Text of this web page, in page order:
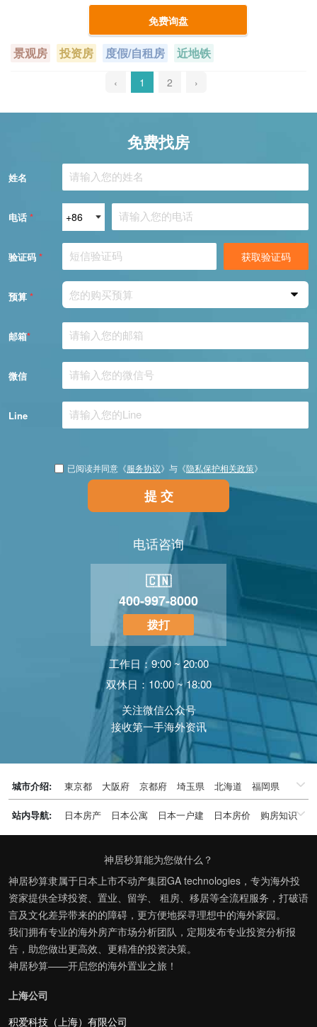
免费询盘
景观房 投资房 度假/自租房 近地铁
‹ 1 2 ›
免费找房
姓名
电话 *
验证码 * 获取验证码
预算 * 您的购买预算
邮箱*
微信
Line
已阅读并同意《服务协议》与《隐私保护相关政策》
提 交
电话咨询
🇨🇳
400-997-8000
拨打
工作日：9:00 ~ 20:00
双休日：10:00 ~ 18:00
关注微信公众号
接收第一手海外资讯
城市介绍: 東京都 大阪府 京都府 埼玉県 北海道
福岡県
千葉県
兵庫県
神奈川県
站内导航:
日本房产 日本公寓 日本一户建 日本房价
购房知识
日本投资概况
日本房产专题
神居秒算能为您做什么？
神居秒算隶属于日本上市不动产集团GA technologies，专为海外投
资家提供全球投资、置业、留学、 租房、移居等全流程服务，打破语
言及文化差异带来的的障碍，更方便地探寻理想中的海外家园。
我们拥有专业的海外房产市场分析团队，定期发布专业投资分析报
告，助您做出更高效、更精准的投资决策。
神居秒算——开启您的海外置业之旅！
上海公司
积爱科技（上海）有限公司